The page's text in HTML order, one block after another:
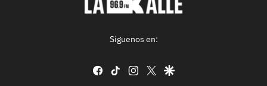
Síguenos en:
facebook
tiktok instagram
twittergoogle